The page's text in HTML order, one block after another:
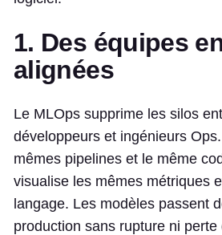
1. Des équipes
alignées
Le MLOps supprime les silos
développeurs et ingénieurs
mêmes pipelines et le même
visualise les mêmes métriques
langage. Les modèles passent
production sans rupture ni perte